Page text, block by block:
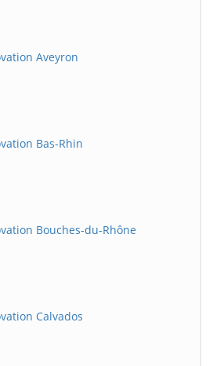
Aveyron
Bas-Rhin
Bouches-du-Rhône
Calvados